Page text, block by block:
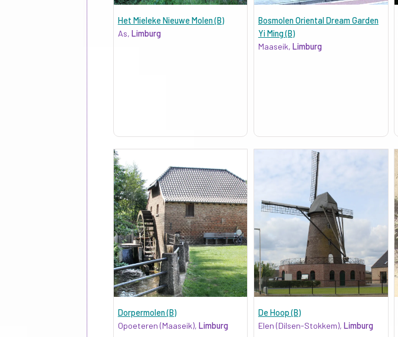
Het Mieleke Nieuwe Molen (B)
As, Limburg
Bosmolen Oriental Dream Garden
Yi Ming (B)
Maaseik, Limburg
Dorpermolen (B)
Opoeteren (Maaseik), Limburg
De Hoop (B)
Elen (Dilsen-Stokkem), Limburg